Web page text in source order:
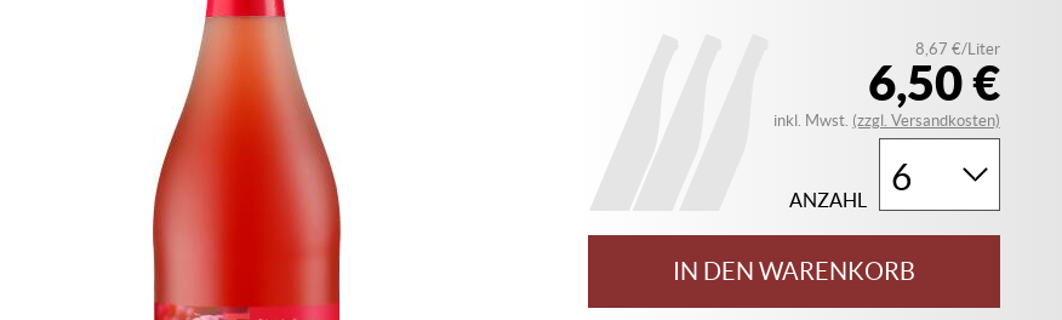
6,50 €
8,67 €/Liter
inkl. Mwst. (zzgl. Versandkosten)
ANZAHL
IN DEN WARENKORB